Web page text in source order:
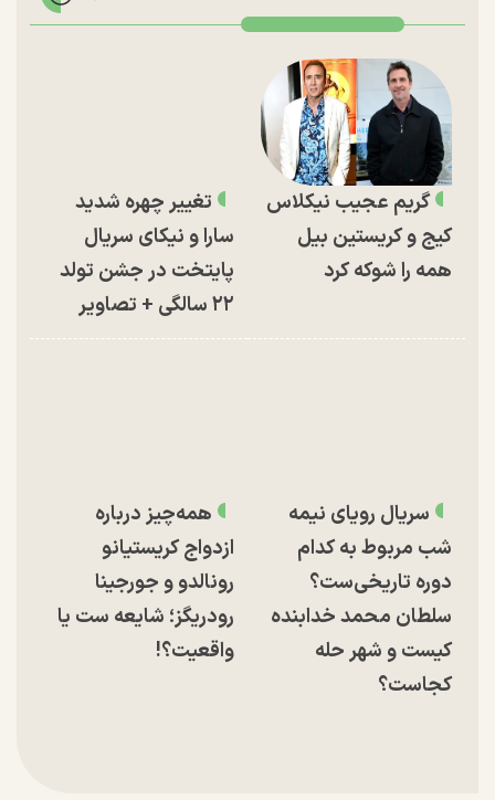
گریم عجیب نیکلاس
کیج و کریستین بیل
همه را شوکه کرد
تغییر چهره شدید
سارا و نیکای سریال
پایتخت در جشن تولد
۲۲ سالگی + تصاویر
سریال رویای نیمه
شب مربوط به کدام
دوره تاریخی‌ست؟
سلطان محمد خدابنده
کیست و شهر حله
کجاست؟
همه‌چیز درباره
ازدواج کریستیانو
رونالدو و جورجینا
رودریگز؛ شایعه ست یا
واقعیت؟!